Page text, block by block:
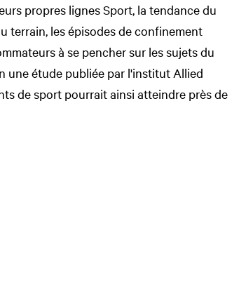
propres lignes Sport, la tendance du
terrain, les épisodes de confinement
à se pencher sur les sujets du
une étude publiée par l'institut Allied
de sport pourrait ainsi atteindre près de